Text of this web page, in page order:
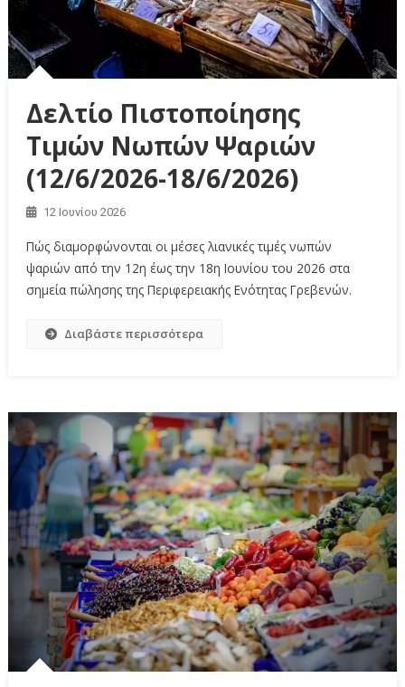
Δελτίο Πιστοποίησης
Τιμών Νωπών Ψαριών
(12/6/2026-18/6/2026)
12 Ιουνίου 2026
Πώς διαμορφώνονται οι μέσες λιανικές τιμές νωπών
ψαριών από την 12η έως την 18η Ιουνίου του 2026 στα
σημεία πώλησης της Περιφερειακής Ενότητας Γρεβενών.
Διαβάστε περισσότερα